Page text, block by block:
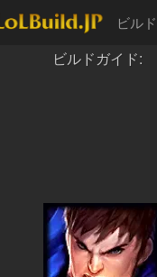
ビル
ビルドガイド: